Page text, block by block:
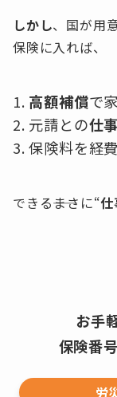
しかし、国が用
保険に入れば、
高額補償で
元請との仕
保険料を経
できる――まさに“
お手
保険番
労